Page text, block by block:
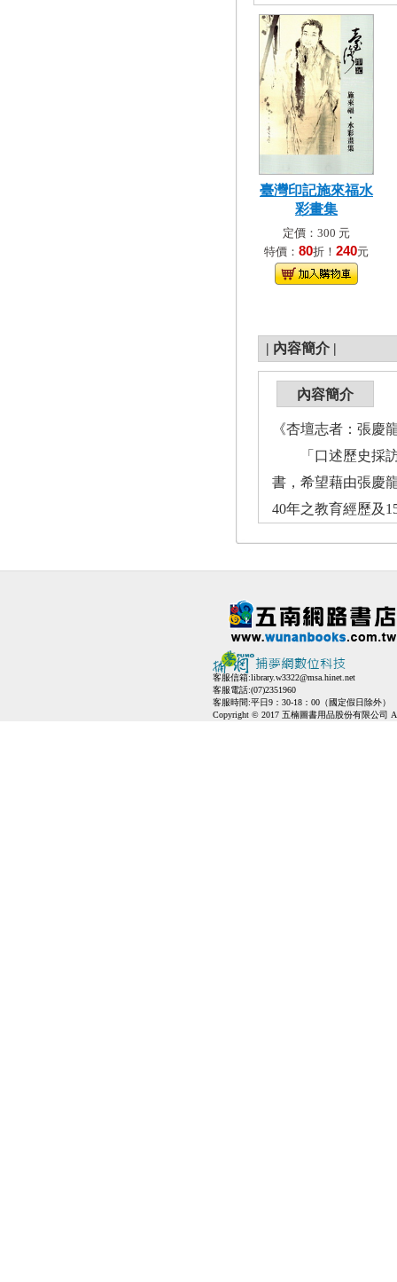
臺灣印記施來福水
彩畫集
定價：300 元
特價： 80折！ 240元
| 內容簡介 |
內容簡介
《杏壇志者：張慶
「口述歷史採訪
書，希望藉由張慶
40年之教育經歷及
客服信箱:library.w3322@msa.hinet.net
客服電話:(07)2351960
客服時間:平日9：30-18：00（國定假日除外）
Copyright © 2017 五楠圖書用品股份有限公司